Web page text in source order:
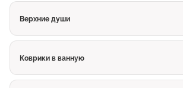
Верхние души
Коврики в ванную